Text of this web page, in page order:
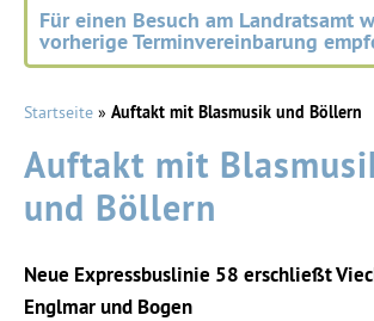
Für einen Besuch am Landratsamt
vorherige Terminvereinbarung
Startseite » Auftakt mit Blasmusik und Böllern
Auftakt mit
und Böllern
Neue Expressbuslinie 58 erschließt
Englmar und Bogen